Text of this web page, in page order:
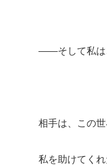
――そして私は
相手は、この世
私を助けてくれ